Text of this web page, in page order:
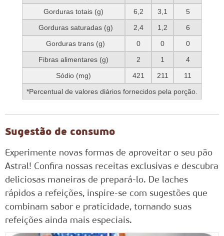
Gorduras totais (g)
6,2 3,1
5
Gorduras saturadas (g)
2,4 1,2
6
Gorduras trans (g)
0 0
0
Fibras alimentares (g)
2 1
4
Sódio (mg)
421 211
11
*Percentual de valores diários fornecidos pela porção.
Sugestão de consumo
Experimente novas formas de aproveitar o seu pão
Astral! Confira nossas receitas exclusivas e descubra
deliciosas maneiras de prepará-lo. De laches
rápidos a refeições, inspire-se com sugestões que
combinam sabor e praticidade, tornando suas
refeições ainda mais especiais.